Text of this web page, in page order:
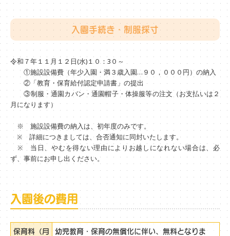
入園手続き・制服採寸
令和７年１１月１２日(水)１０：3０～
①施設設備費（年少入園・満３歳入園…９０，０００円）の納入
②「教育・保育給付認定申請書」の提出
③制服・通園カバン・通園帽子・体操服等の注文（お支払いは２
月になります）
※ 施設設備費の納入は、初年度のみです。
※ 詳細につきましては、合否通知に同封いたします。
※ 当日、やむを得ない理由によりお越しになれない場合は、必
ず、事前にお申し出ください。
入園後の費用
保育料（月
幼児教育・保育の無償化に伴い、無料となりま